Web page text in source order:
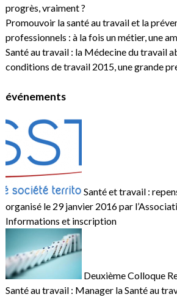
progrès, vraiment ?
Promouvoir la santé au travail et la
professionnels : à la fois un métier, une
Santé au travail : la Médecine du travail
conditions de travail 2015, une grande
événements
Santé et travail :
organisé le 29 janvier 2016 par
Informations et inscription
Deuxième Colloque
Santé au travail : Manager la Santé au